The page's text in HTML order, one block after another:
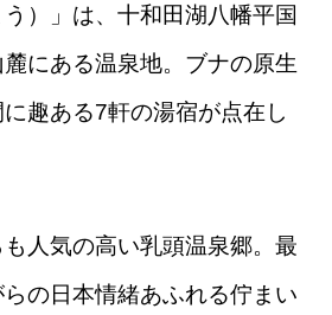
）」は、十和田湖八幡平国
にある温泉地。ブナの原生
趣ある7軒の湯宿が点在し
人気の高い乳頭温泉郷。最
の日本情緒あふれる佇まい